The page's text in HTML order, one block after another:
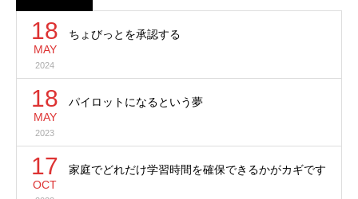
18
MAY
2024
ちょびっとを承認する
18
MAY
2023
パイロットになるという夢
17
OCT
家庭でどれだけ学習時間を確保できるかがカギです